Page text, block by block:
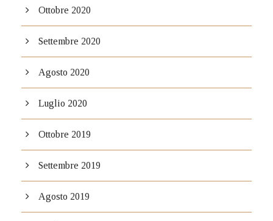
Ottobre 2020
Settembre 2020
Agosto 2020
Luglio 2020
Ottobre 2019
Settembre 2019
Agosto 2019